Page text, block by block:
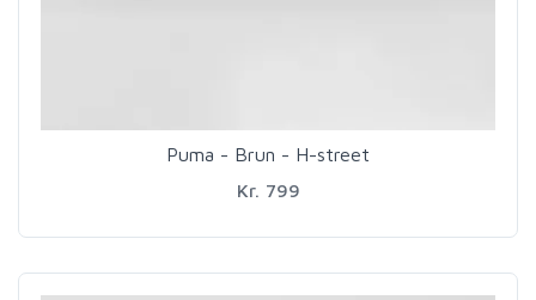
Puma - Brun - H-street
Kr. 799